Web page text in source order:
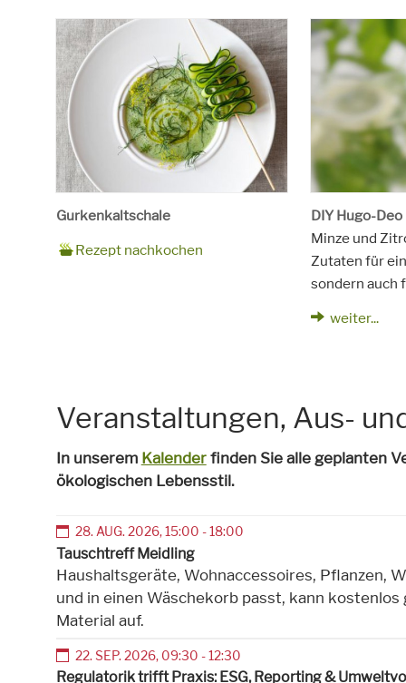
Gurkenkaltschale
Zubereitungszeit
20 Minuten plus Kühlzeit
Rezept
für
4 Personen
Saison
Sommer, Herbst
Schlagworte
Hauptspeisen, Jause, Kinder, Suppe,
Rezept nachkochen
DIY Hugo-Deo
Minze und
Zutaten für
sondern auch
weiter...
Veranstaltungen, Aus-
In unserem Kalenderfinden Sie alle geplanten
ökologischen Lebensstil.
28.AUG.2026,15:00 -18:00
Tauschtreff Meidling
Haushaltsgeräte, Wohnaccessoires, Pflanzen,
und in einen Wäschekorb passt, kann
Material auf.
22.SEP. 2026, 09:30 -12:30
Regulatorik trifft Praxis: ESG, Reporting &